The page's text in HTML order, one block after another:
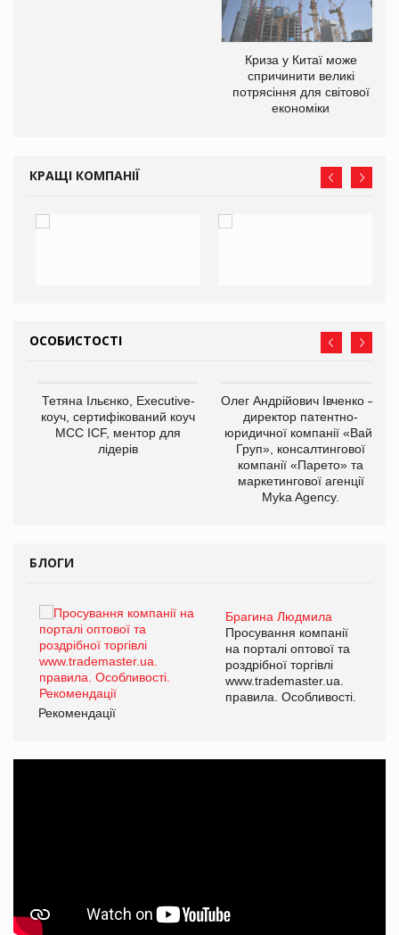
Криза у Китаї може
спричинити великі
потрясіння для світової
економіки
КРАЩІ КОМПАНІЇ
ОСОБИСТОСТІ
Тетяна Ільєнко, Executive-
коуч, сертифікований коуч
МСС ICF, ментор для
лідерів
Олег Андрійович Івченко —
директор патентно-
юридичної компанії «Вайз
Груп», консалтингової
компанії «Парето» та
маркетингової агенції
Myka Agency.
БЛОГИ
Брагина Людмила
Просування компанії
на порталі оптової та
роздрібної торгівлі
www.trademaster.ua.
правила. Особливості.
Рекомендації